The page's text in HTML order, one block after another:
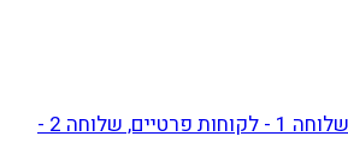
077-4490052 שלוחה 1 - לקוחות פרטיים, שלוחה 2 -